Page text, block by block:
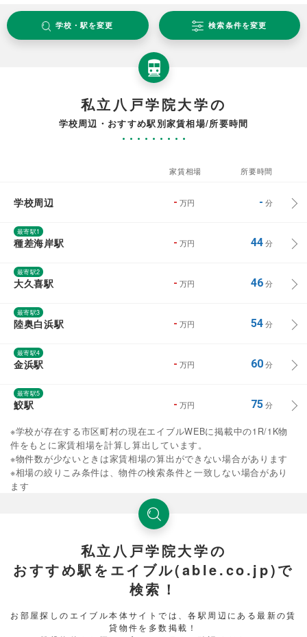
学校・駅を変更 検索条件を変更
私立八戸学院大学の
学校周辺・おすすめ駅別家賃相場/所要時間
家賃相場 所要時間
学校周辺 - 万円 - 分
最寄駅1
種差海岸駅 - 万円 44分
最寄駅2
大久喜駅 - 万円 46分
最寄駅3
陸奥白浜駅 - 万円 54分
最寄駅4
金浜駅 - 万円 60分
最寄駅5
鮫駅 - 万円 75分
※学校が存在する市区町村の現在エイブルWEBに掲載中の1R/1K物
件をもとに家賃相場を計算し算出しています。
※物件数が少ないときは家賃相場の算出ができない場合があります
※相場の絞りこみ条件は、物件の検索条件と一致しない場合があり
ます
私立八戸学院大学の
おすすめ駅をエイブル(able.co.jp)で
検索！
お部屋探しのエイブル本体サイトでは、各駅周辺にある最新の賃
貸物件を多数掲載！